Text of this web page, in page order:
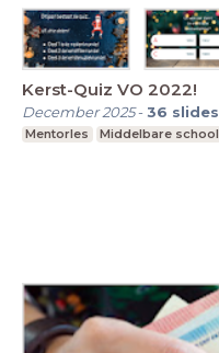
Kerst-Quiz VO 2022!
December 2025-36 slides
Mentorles Middelbare school